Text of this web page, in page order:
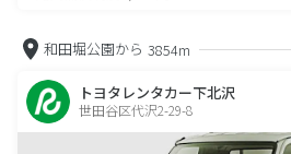
和田堀公園から 3854m
トヨタレンタカー下北沢
世田谷区代沢2-29-8